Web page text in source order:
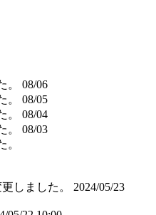
。
08/06
。
08/05
。
08/04
。
08/03
。
しました。
2024/05/23